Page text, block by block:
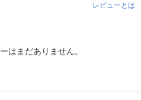
レビューとは
はまだありません。